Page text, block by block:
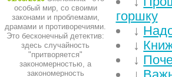
особый мир, со своими
законами и проблемами,
драмами и противоречиями.
Это бесконечный детектив:
здесь случайность
"притворяется"
закономерностью, а
закономерность
горшку
↓
↓
↓